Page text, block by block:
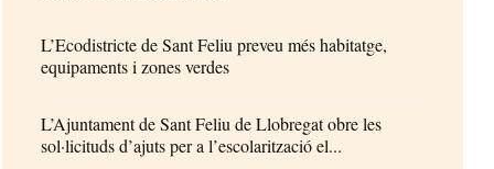
L’Ecodistricte de Sant Feliu preveu més habitatge,
equipaments i zones verdes
L’Ajuntament de Sant Feliu de Llobregat obre les
sol·licituds d’ajuts per a l’escolarització el...